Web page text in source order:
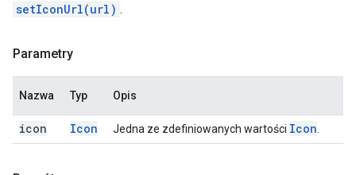
setIconUrl(url) .
Parametry
Nazwa Typ Opis
icon Icon Jedna ze zdefiniowanych wartości Icon